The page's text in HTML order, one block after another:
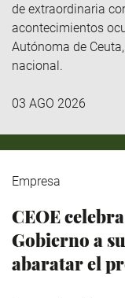
de extraordinaria
acontecimientos
Autónoma de
nacional.
03 AGO 2026
Empresa
CEOE
Gobierno a
abaratar el